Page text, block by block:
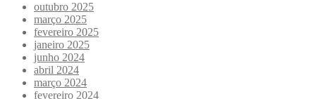
outubro 2025
março 2025
fevereiro 2025
janeiro 2025
junho 2024
abril 2024
março 2024
fevereiro 2024